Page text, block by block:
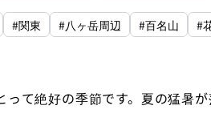
#関東 #八ヶ岳周辺 #百名山 #
て絶好の季節です。夏の猛暑